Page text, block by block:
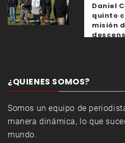
Daniel
quinto
misión
¿QUIENES SOMOS?
Somos un equipo de
manera dinámica, lo que
mundo.